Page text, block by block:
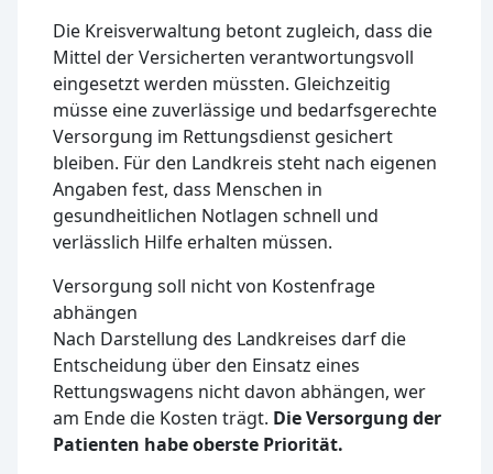
Die Kreisverwaltung betont zugleich, dass die
Mittel der Versicherten verantwortungsvoll
eingesetzt werden müssten. Gleichzeitig
müsse eine zuverlässige und bedarfsgerechte
Versorgung im Rettungsdienst gesichert
bleiben. Für den Landkreis steht nach eigenen
Angaben fest, dass Menschen in
gesundheitlichen Notlagen schnell und
verlässlich Hilfe erhalten müssen.
Versorgung soll nicht von Kostenfrage
abhängen
Nach Darstellung des Landkreises darf die
Entscheidung über den Einsatz eines
Rettungswagens nicht davon abhängen, wer
am Ende die Kosten trägt. Die Versorgung der
Patienten habe oberste Priorität.